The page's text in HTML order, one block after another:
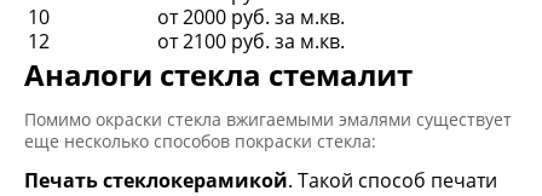
10
от 2000 руб. за м.кв.
12
от 2100 руб. за м.кв.
Аналоги стекла стемалит
Помимо окраски стекла вжигаемыми эмалями существует
еще несколько способов покраски стекла:
Печать стеклокерамикой. Такой способ печати